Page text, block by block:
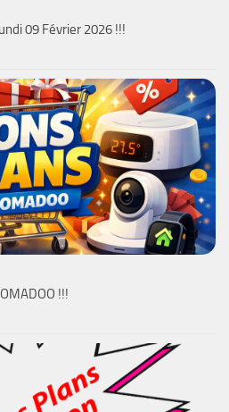
09 Février 2026 !!!
!!!